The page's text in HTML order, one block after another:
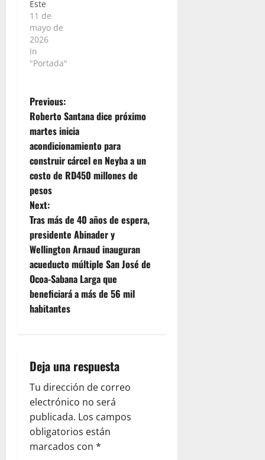
Este
11 de
mayo de
2026
In
"Portada"
P
o
s
t
n
a
v
i
g
t
i
o
n
Previous:
Roberto Santana dice próximo
martes inicia
acondicionamiento para
construir cárcel en Neyba a un
costo de RD450 millones de
pesos
Next:
Tras más de 40 años de espera,
presidente Abinader y
Wellington Arnaud inauguran
acueducto múltiple San José de
Ocoa-Sabana Larga que
beneficiará a más de 56 mil
habitantes
Deja una respuesta
Tu dirección de correo
electrónico no será
publicada. Los campos
obligatorios están
marcados con *